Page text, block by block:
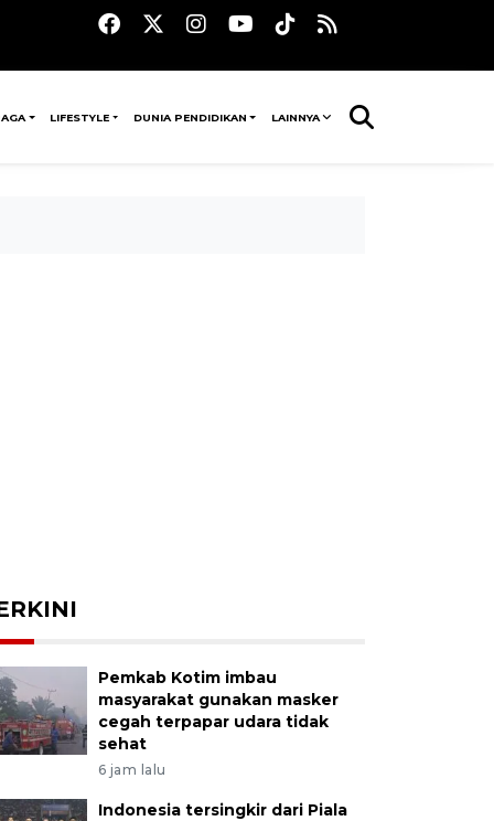
LIFESTYLE DUNIA PENDIDIKAN LAINNYA
Pemkab Kotim imbau
masyarakat gunakan masker
cegah terpapar udara tidak
sehat
6 jam lalu
Indonesia tersingkir dari Piala